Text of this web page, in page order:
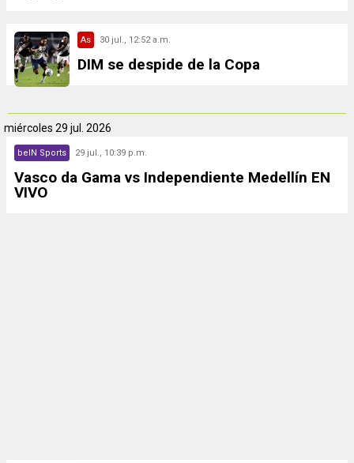
As 30 jul., 12:52 a.m.
DIM se despide de la Copa
miércoles 29 jul. 2026
beIN Sports 29 jul., 10:39 p.m.
Vasco da Gama vs Independiente Medellín EN
VIVO